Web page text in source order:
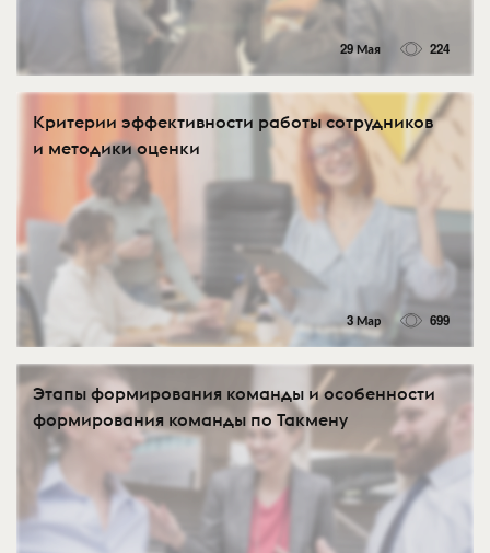
29 Мая 224
Критерии эффективности работы сотрудников
и методики оценки
3 Мар 699
Этапы формирования команды и особенности
формирования команды по Такмену